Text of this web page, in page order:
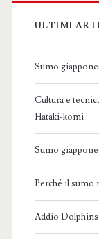
ULTIMI
Sumo
Cultura e
Hataki-komi
Sumo
Perché il sumo
Addio Dolphins